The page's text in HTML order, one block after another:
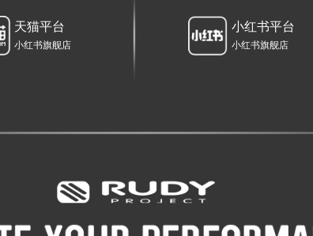
天猫平台
小红书旗舰店
小红书平台
小红书旗舰店